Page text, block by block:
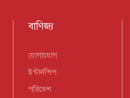
বাণিজ্য
যোগাযোগ
ইন্টার্নশিপ
পরিবেশ